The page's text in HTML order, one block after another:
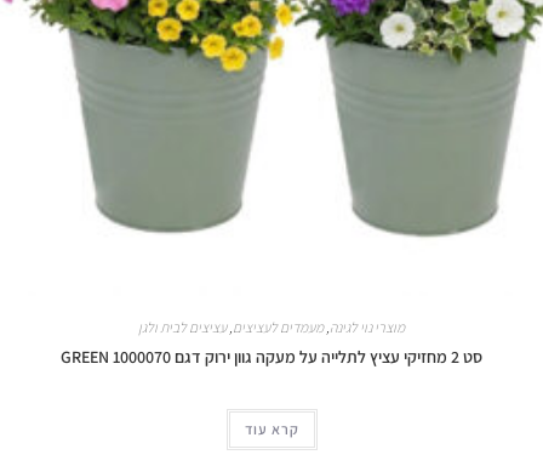
מוצרי נוי לגינה,מעמדים לעציצים,עציצים לבית ולגן
סט 2 מחזיקי עציץ לתלייה על מעקה גוון ירוק דגם 1000070 GREEN
קרא עוד